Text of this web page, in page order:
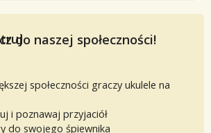
do naszej społeczności!
społeczności graczy ukulele na
i poznawaj przyjaciół
do swojego śpiewnika